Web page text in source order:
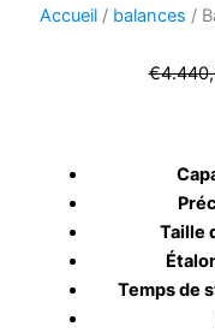
Accueil/ balances /
€
Taille
Temps de